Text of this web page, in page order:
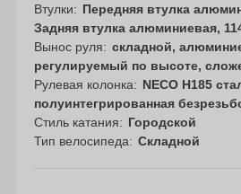
Втулки
Передняя втулка
Задняя втулка алюминиевая,
Вынос руля
складной,
регулируемый по высоте,
Рулевая колонка
NECO H185
полуинтегрированная
Стиль катания
Городской
Тип велосипеда
Складной